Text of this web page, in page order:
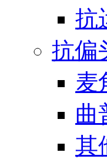
抗
抗偏
麦
曲
其